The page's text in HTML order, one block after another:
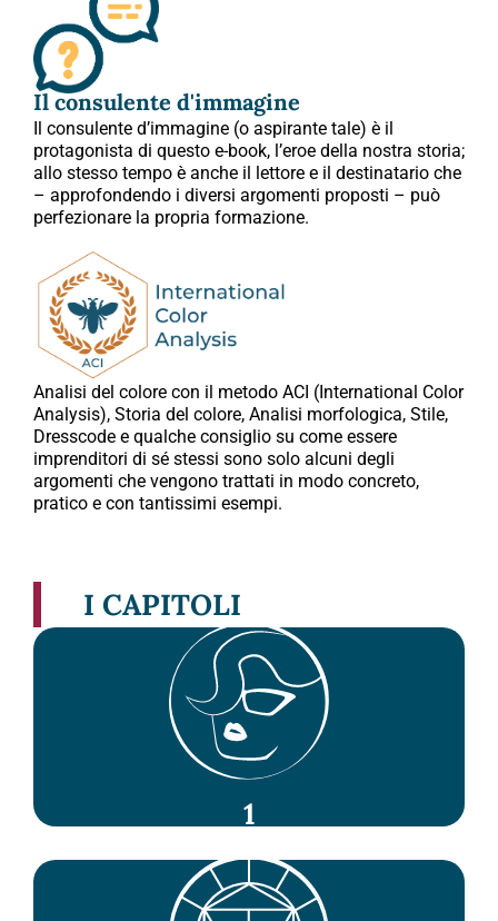
Il consulente d'immagine
Il consulente d’immagine (o aspirante tale) è il
protagonista di questo e-book, l’eroe della nostra storia;
allo stesso tempo è anche il lettore e il destinatario che
– approfondendo i diversi argomenti proposti – può
perfezionare la propria formazione.
Analisi del colore con il metodo ACI (International Color
Analysis), Storia del colore, Analisi morfologica, Stile,
Dresscode e qualche consiglio su come essere
imprenditori di sé stessi sono solo alcuni degli
argomenti che vengono trattati in modo concreto,
pratico e con tantissimi esempi.
I CAPITOLI
1